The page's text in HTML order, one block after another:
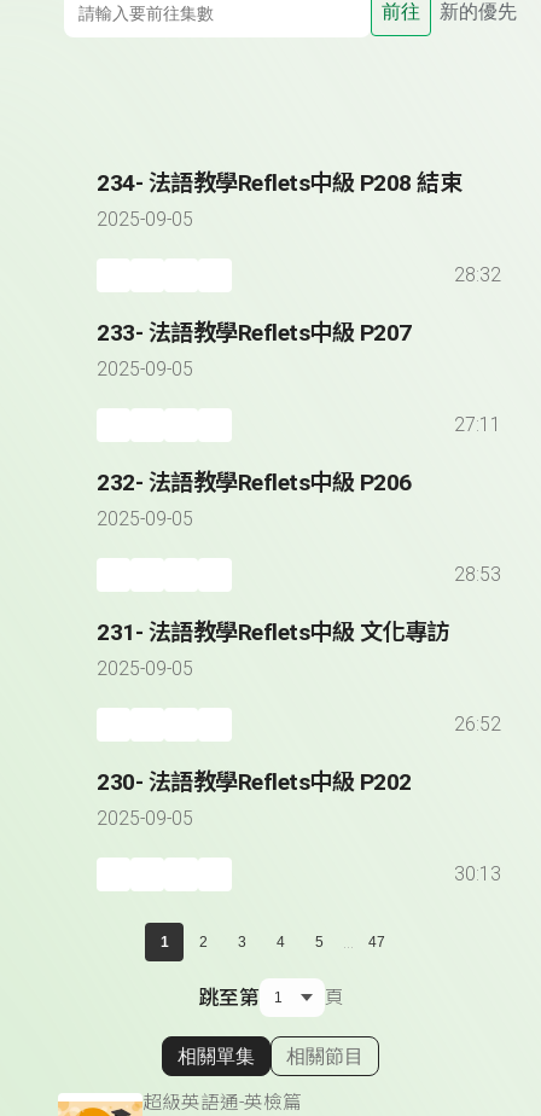
前往 新的優先
234- 法語教學Reflets中級 P208 結束
2025-09-05
28:32
233- 法語教學Reflets中級 P207
2025-09-05
27:11
232- 法語教學Reflets中級 P206
2025-09-05
28:53
231- 法語教學Reflets中級 文化專訪
2025-09-05
26:52
230- 法語教學Reflets中級 P202
2025-09-05
30:13
1 2 3 4 5 ... 47
跳至第 頁
顯示相關單集
相關單集 相關節目
超級英語通-英檢篇